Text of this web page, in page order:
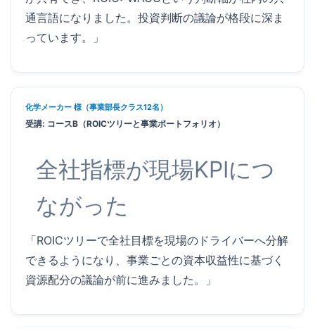
通言語になりました。投資判断の議論が格段に深ま
っています。」
化学メーカー 様（事業部長クラス12名）
受講: コースB（ROICツリーと事業ポートフォリオ）
全社指標が現場KPIにつ
ながった
「ROICツリーで全社目標を現場のドライバーへ分解
できるようになり、事業ごとの資本収益性に基づく
資源配分の議論が前に進みました。」